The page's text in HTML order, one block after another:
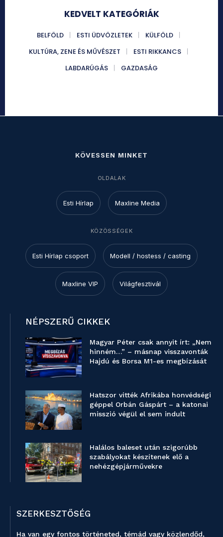
KEDVELT KATEGÓRIÁK
BELFÖLD ESTI ÜDVÖZLETEK
KÜLFÖLD
KULTÚRA, ZENE ÉS MŰVÉSZET
ESTI RIKKANCS
LABDARÚGÁS
GAZDASÁG
KÖVESSEN MINKET
OLDALAK
Esti Hírlap Maxline Media
KÖZÖSSÉGEK
Esti Hírlap csoport Modell / hostess / casting
Maxline VIP Világfesztivál
NÉPSZERŰ CIKKEK
Magyar Péter csak annyit írt: „Nem
hinném…” – másnap visszavonták
Hajdú és Borsa M1-es megbízását
Hatszor vitték Afrikába honvédségi
géppel Orbán Gáspárt – a katonai
misszió végül el sem indult
Halálos baleset után szigorúbb
szabályokat készítenek elő a
nehézgépjárművekre
SZERKESZTŐSÉG
Ha van egy fontos történeted, témád vagy közlendőd,